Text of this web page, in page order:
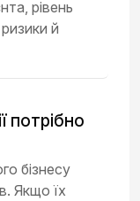
рівень
й
потрібно
бізнесу
Якщо їх